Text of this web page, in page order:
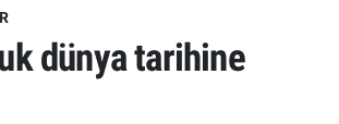
dünya tarihine